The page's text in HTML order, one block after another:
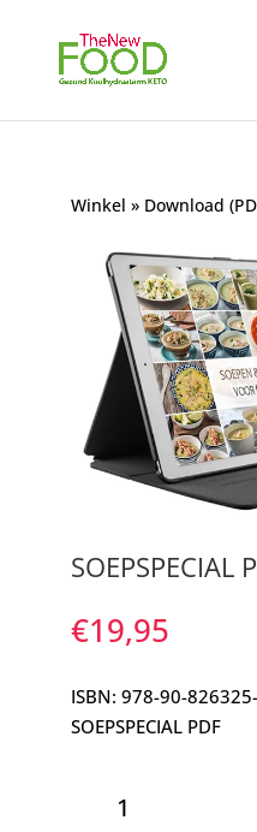
Winkel » Download
SOEPSPECIAL
€19,95
ISBN: 978-90-
SOEPSPECIAL PDF